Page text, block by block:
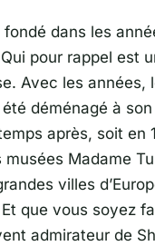
dans les
pour rappel est
Avec les années,
déménagé à
après, soit en
musées Madame
villes
que vous soyez
admirateur de